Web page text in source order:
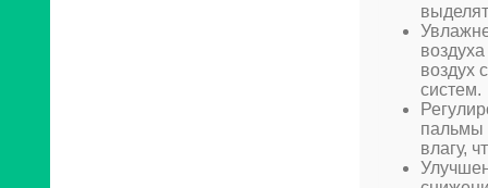
воздух
систем.
пальмы
влагу,